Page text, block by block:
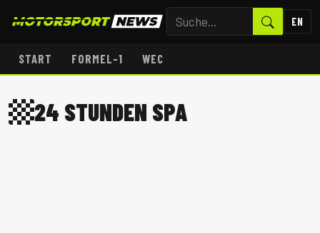
EN
START FORMEL-1 WEC
24 STUNDEN SPA